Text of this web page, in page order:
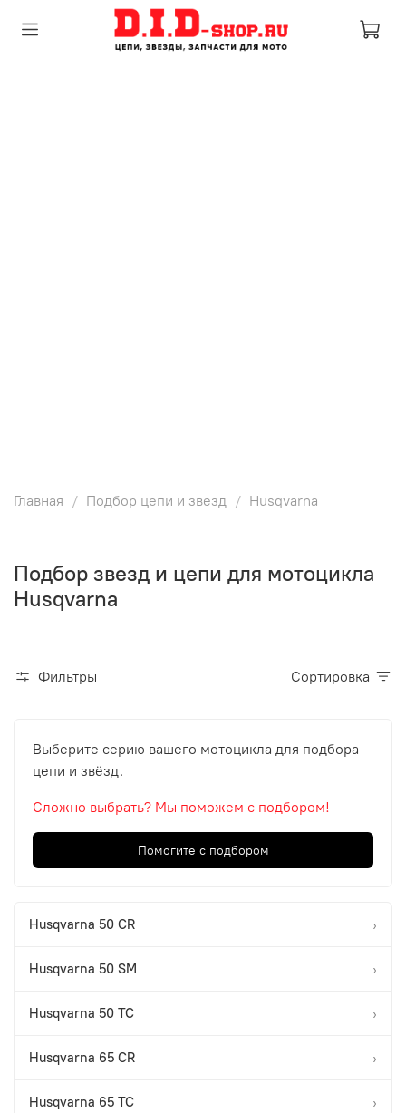
Главная Подбор цепи и звезд Husqvarna
Подбор звезд и цепи для мотоцикла
Husqvarna
Фильтры Сортировка
Выберите серию вашего мотоцикла для подбора
цепи и звёзд.
Сложно выбрать? Мы поможем с подбором!
Помогите с подбором
Husqvarna 50 CR ›
Husqvarna 50 SM ›
Husqvarna 50 TC ›
Husqvarna 65 CR ›
Husqvarna 65 TC ›